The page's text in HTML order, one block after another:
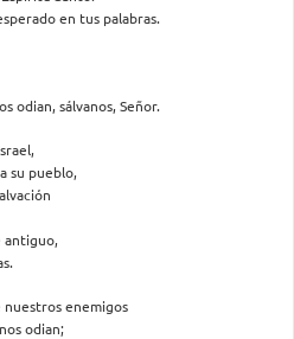
en tus palabras.
odian, sálvanos, Señor.
su pueblo,
antiguo,
nuestros enemigos
odian;